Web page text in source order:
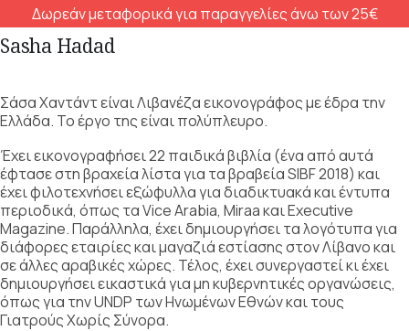
Δωρεάν μεταφορικά για παραγγελίες άνω των 25€
Sasha Hadad
Σάσα Χαντάντ είναι Λιβανέζα εικονογράφος με έδρα την
Ελλάδα. Το έργο της είναι πολύπλευρο.
Έχει εικονογραφήσει 22 παιδικά βιβλία (ένα από αυτά
έφτασε στη βραχεία λίστα για τα βραβεία SIBF 2018) και
έχει φιλοτεχνήσει εξώφυλλα για διαδικτυακά και έντυπα
περιοδικά, όπως τα Vice Arabia, Miraa και Executive
Magazine. Παράλληλα, έχει δημιουργήσει τα λογότυπα για
διάφορες εταιρίες και μαγαζιά εστίασης στον Λίβανο και
σε άλλες αραβικές χώρες. Τέλος, έχει συνεργαστεί κι έχει
δημιουργήσει εικαστικά για μη κυβερνητικές οργανώσεις,
όπως για την UNDP των Ηνωμένων Εθνών και τους
Γιατρούς Χωρίς Σύνορα.